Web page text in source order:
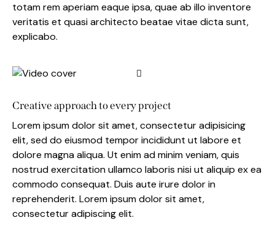
totam rem aperiam eaque ipsa, quae ab illo inventore
veritatis et quasi architecto beatae vitae dicta sunt,
explicabo.
Creative approach to every project
Lorem ipsum dolor sit amet, consectetur adipisicing
elit, sed do eiusmod tempor incididunt ut labore et
dolore magna aliqua. Ut enim ad minim veniam, quis
nostrud exercitation ullamco laboris nisi ut aliquip ex ea
commodo consequat. Duis aute irure dolor in
reprehenderit. Lorem ipsum dolor sit amet,
consectetur adipiscing elit.